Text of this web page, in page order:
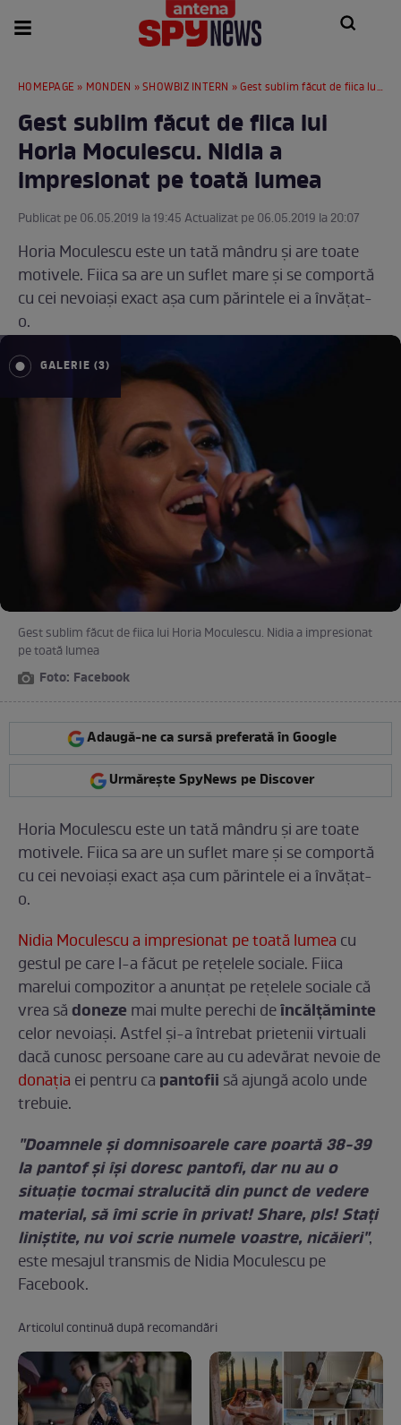
HOMEPAGE » MONDEN »SHOWBIZ INTERN » Gest sublim făcut de fiica lui Horia Moculescu. Nidia a impresionat pe toată lumea
Gest sublim făcut de fiica lui
Horia Moculescu. Nidia a
impresionat pe toată lumea
Publicat pe 06.05.2019 la 19:45 Actualizat pe 06.05.2019 la 20:07
Horia Moculescu este un tată mândru şi are toate
motivele. Fiica sa are un suflet mare şi se comportă
cu cei nevoiaşi exact aşa cum părintele ei a învăţat-
o.
GALERIE (3)
Gest sublim făcut de fiica lui Horia Moculescu. Nidia a impresionat
pe toată lumea
Foto: Facebook
Adaugă-ne ca sursă preferată în Google
Urmărește SpyNews pe Discover
Horia Moculescu este un tată mândru şi are toate
motivele. Fiica sa are un suflet mare şi se comportă
cu cei nevoiaşi exact aşa cum părintele ei a învăţat-
o.
Nidia Moculescu a impresionat pe toată lumea cu
gestul pe care l-a făcut pe reţelele sociale. Fiica
marelui compozitor a anunţat pe reţelele sociale că
vrea sădoneze mai multe perechi deîncălţăminte
celor nevoiaşi. Astfel şi-a întrebat prietenii virtuali
dacă cunosc persoane care au cu adevărat nevoie de
donaţia ei pentru ca pantofii să ajungă acolo unde
trebuie.
"Doamnele şi domnisoarele care poartă 38-39
la pantof şi îşi doresc pantofi, dar nu au o
situaţie tocmai stralucită din punct de vedere
material, să îmi scrie în privat! Share, pls! Staţi
liniştite, nu voi scrie numele voastre, nicăieri",
este mesajul transmis de Nidia Moculescu pe
Facebook.
Articolul continuă după recomandări